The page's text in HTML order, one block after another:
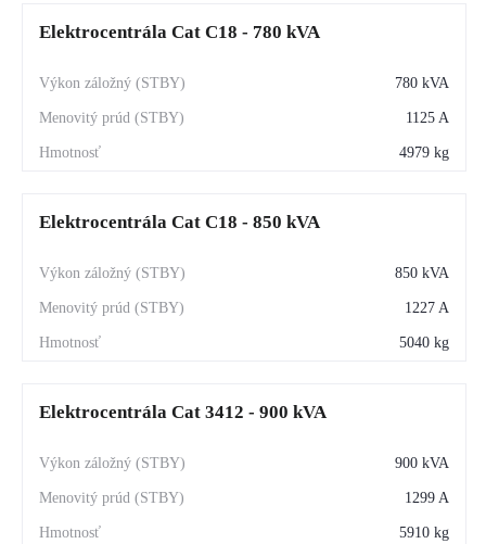
Elektrocentrála Cat C18 - 780 kVA
780 kVA
1125 A
4979 kg
Elektrocentrála Cat C18 - 850 kVA
850 kVA
1227 A
5040 kg
Elektrocentrála Cat 3412 - 900 kVA
900 kVA
1299 A
5910 kg